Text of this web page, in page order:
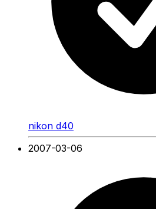
nikon d40
2007-03-06